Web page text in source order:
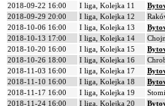
2018-09-22 16:00
I liga, Kolejka 11
2018-09-29 20:00
I liga, Kolejka 12
2018-10-06 16:00
I liga, Kolejka 13
2018-10-13 17:00
I liga, Kolejka 14
2018-10-20 16:00
I liga, Kolejka 15
2018-10-26 18:00
I liga, Kolejka 16
2018-11-03 16:00
I liga, Kolejka 17
2018-11-10 16:00
I liga, Kolejka 18
2018-11-17 16:00
I liga, Kolejka 19
2018-11-24 16:00
I liga, Kolejka 20